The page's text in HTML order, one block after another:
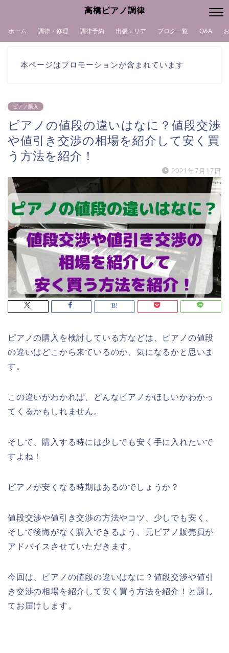
高橋ピアノ調律
ホーム 調律・修理 調律予約 出張エリア ブログ一覧 Q&A
本ページはプロモーションが含まれています
ピアノ購入
ピアノの値段の違いはなに？値段交渉
や値引き交渉の相場を紹介して安く買
う方法を紹介！
2021年7月17日
ピアノの購入を検討している方などは、ピアノの値段
の違いはどこから来ているのか、気になるかと思いま
す。
この違いがわかれば、どんなピアノがほしいかわかっ
てくるかもしれません。
そして、購入する時には少しでも安く手に入れたいで
すよね！
ピアノが安くなる時期はあるのでしょうか？
値段交渉や値引き交渉の方法やコツ、少しでも安く、
そして後悔がなく購入できるよう、元ピアノ販売員が
アドバイスさせていただきます。
今回は、ピアノの値段の違いはなに？値段交渉や値引
き交渉の相場を紹介して安く買う方法を紹介！と題し
てお届けします。